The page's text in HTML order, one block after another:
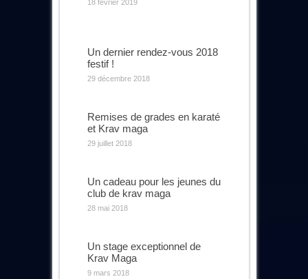
18 février 2019
Un dernier rendez-vous 2018
festif !
29 décembre 2018
Remises de grades en karaté
et Krav maga
29 juillet 2018
Un cadeau pour les jeunes du
club de krav maga
28 mai 2018
Un stage exceptionnel de
Krav Maga
9 mars 2018